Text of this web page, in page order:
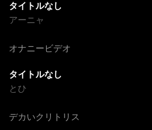
タイトルなし
アーニャ
オナニービデオ
タイトルなし
とひ
デカいクリトリス